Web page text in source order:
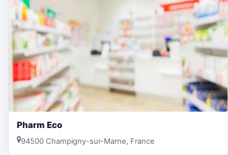
Pharm Eco
94500 Champigny-sur-Marne, France